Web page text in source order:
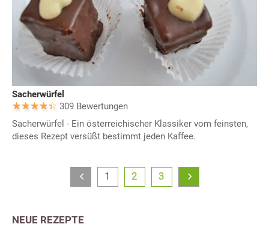
Sacherwürfel
309 Bewertungen
Sacherwürfel - Ein österreichischer Klassiker vom feinsten,
dieses Rezept versüßt bestimmt jeden Kaffee.
1 2 3
NEUE REZEPTE